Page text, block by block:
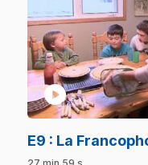
play_circle
E9 : La